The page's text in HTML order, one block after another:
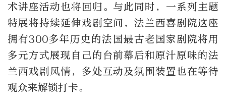
术讲座活动也将回归。与此同时，一系列主题
特展将持续延伸戏剧空间，法兰西喜剧院这座
拥有300多年历史的法国最古老国家剧院将用
多元方式展现自己的台前幕后和原汁原味的法
兰西戏剧风情，多处互动及氛围装置也在等待
观众来解锁打卡。